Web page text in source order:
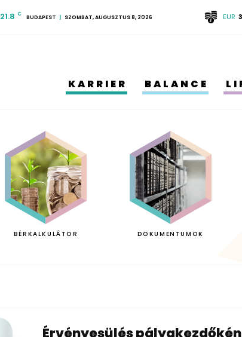
21.8 C BUDAPEST SZOMBAT, AUGUSZTUS 8, 2026 EUR
KARRIER BALANCE
BÉRKALKULÁTOR DOKUMENTUMOK
Érvényesülés